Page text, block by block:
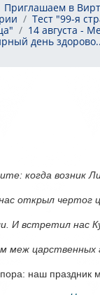
Приглашаем в
Тест "99-я
14 августа -
день
когда возник
открыл чертог
И встретил нас
меж царственных
наш праздник